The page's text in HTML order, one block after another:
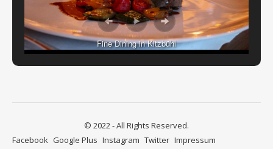
Fine Dining in Kitzbühl
© 2022 - All Rights Reserved.
Facebook Google Plus Instagram Twitter Impressum